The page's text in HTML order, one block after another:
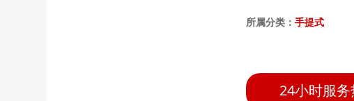
所属分类： 手提式
24小时服